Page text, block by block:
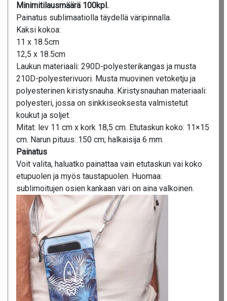
Minimitilausmäärä 100kpl.
Painatus sublimaatiolla täydellä väripinnalla.
Kaksi kokoa:
11 x 18.5cm
12,5 x 18.5cm
Laukun materiaali: 290D-polyesterikangas ja musta
210D-polyesterivuori. Musta muovinen vetoketju ja
polyesterinen kiristysnauha. Kiristysnauhan materiaali:
polyesteri, jossa on sinkkiseoksesta valmistetut
koukut ja soljet.
Mitat: lev 11 cm x kork 18,5 cm. Etutaskun koko: 11×15
cm. Narun pituus: 150 cm; halkaisija 6 mm.
Painatus
Voit valita, haluatko painattaa vain etutaskun vai koko
etupuolen ja myös taustapuolen. Huomaa:
sublimoitujen osien kankaan väri on aina valkoinen.